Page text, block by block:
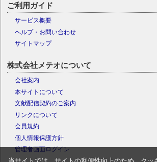
ご利用ガイド
サービス概要
ヘルプ・お問い合わせ
サイトマップ
株式会社メテオについて
会社案内
本サイトについて
文献配信契約のご案内
リンクについて
会員規約
個人情報保護方針
管理者画面ログイン